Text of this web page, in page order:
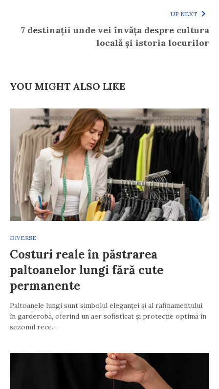
UP NEXT
7 destinații unde vei învăța despre cultura
locală și istoria locurilor
YOU MIGHT ALSO LIKE
DIVERSE
Costuri reale în păstrarea
paltoanelor lungi fără cute
permanente
Paltoanele lungi sunt simbolul eleganței și al rafinamentului
în garderobă, oferind un aer sofisticat și protecție optimă în
sezonul rece.…